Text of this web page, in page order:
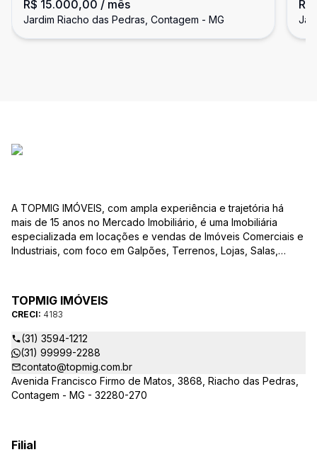
Contagem
R$ 15.000,00 / mês
Jardim Riacho das Pedras, Contagem - MG
A TOPMIG IMÓVEIS, com ampla experiência e trajetória há
mais de 15 anos no Mercado Imobiliário, é uma Imobiliária
especializada em locações e vendas de Imóveis Comerciais e
Industriais, com foco em Galpões, Terrenos, Lojas, Salas,
suas necessidades e objetivos comerciais. Nossos corretores,
devidamente credenciados ao CRECI-MG, estão à disposição
para sanar todas as suas dúvidas e orientá-los na melhor
escolha do imóvel que se adapte ao seu negócio. A TOPMIG
IMÓVEIS é uma Imobiliária diferenciada no mercado e
apresenta as seguintes vantagens: Acompanhamento
Personalizado: Acompanhamos com exclusividade os nossos
clientes em visitas, garantindo que o imóvel apresentado
cliente, auxiliando na tomada de decisões estratégicas para o
TOPMIG IMÓVEIS
CRECI: 4183
(31) 3594-1212
(31) 99999-2288
contato@topmig.com.br
Avenida Francisco Firmo de Matos, 3868, Riacho das Pedras,
Contagem - MG - 32280-270
Filial